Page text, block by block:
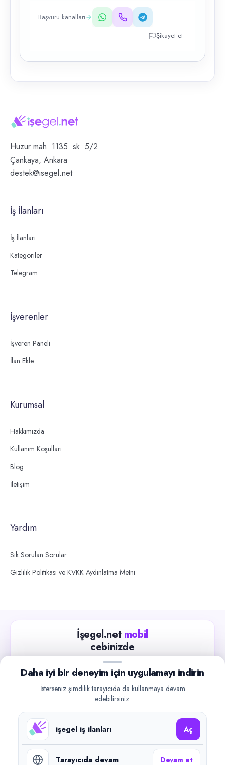
Başvuru kanalları
Şikayet et
Huzur mah. 1135. sk. 5/2
Çankaya, Ankara
destek@isegel.net
İş İlanları
İş İlanları
Kategoriler
Telegram
İşverenler
İşveren Paneli
İlan Ekle
Kurumsal
Hakkımızda
Kullanım Koşulları
Blog
İletişim
Yardım
Sık Sorulan Sorular
Gizlilik Politikası ve KVKK Aydınlatma Metni
İşegel.net mobil
cebinizde
Güncel iş ilanlarını takip edin, işverenlerle hızlıca
iletişime geçin.
Google Play
©2026işegel.net. Tüm hakları saklıdır.
Daha iyi bir deneyim için uygulamayı indirin
İsterseniz şimdilik tarayıcıda da kullanmaya devam
edebilirsiniz.
işegel iş ilanları Aç
Tarayıcıda devam Devam et